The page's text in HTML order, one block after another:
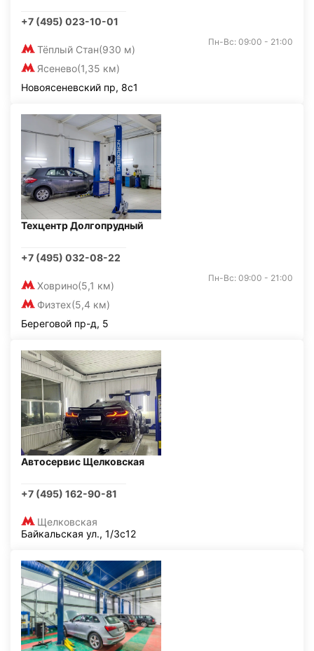
+7 (495) 023-10-01
Тёплый Стан(930 м)
Ясенево(1,35 км)
Пн-Вс: 09:00 - 21:00
Новоясеневский пр, 8с1
Техцентр Долгопрудный
+7 (495) 032-08-22
Ховрино(5,1 км)
Физтех(5,4 км)
Пн-Вс: 09:00 - 21:00
Береговой пр-д, 5
Автосервис Щелковская
+7 (495) 162-90-81
Щелковская
Байкальская ул., 1/3с12